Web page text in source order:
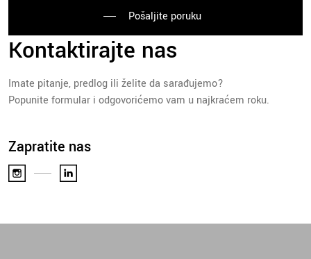
Pošaljite poruku
Kontaktirajte nas
Imate pitanje, predlog ili želite da sarađujemo?
Popunite formular i odgovorićemo vam u najkraćem roku.
Zapratite nas